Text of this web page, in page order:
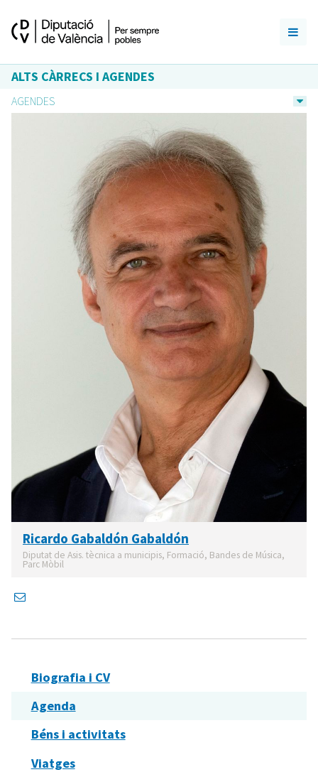
ALTS CÀRRECS I AGENDES
AGENDES
Ricardo Gabaldón Gabaldón
Diputat de Asis. tècnica a municipis, Formació, Bandes de Música,
Parc Mòbil
Biografia i CV
Agenda
Béns i activitats
Viatges